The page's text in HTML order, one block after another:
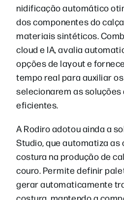
nidificação automático
dos componentes do
materiais sintéticos.
cloud e IA, avalia
opções de layout e
tempo real para auxiliar
selecionarem as
eficientes.
A Rodiro adotou ainda a
Studio, que automatiza as
costura na produção de
couro. Permite definir
gerar automaticamente
costura, mantendo a